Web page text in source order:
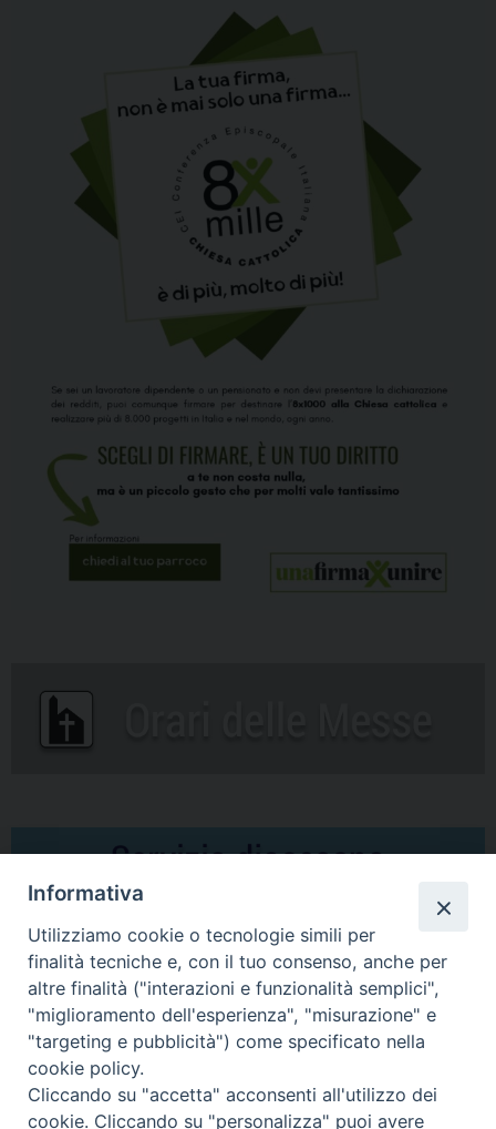
Comunicati Stampa
Il cordoglio dei Vescovi di Puglia per la morte di S.E.R. Mons. Agostino
Superbo
Nasce la Consulta Diocesana delle Aggregazioni Laicali di Castellaneta
Informativa
Utilizziamo cookie o tecnologie simili per
finalità tecniche e, con il tuo consenso, anche per
altre finalità ("interazioni e funzionalità semplici",
"miglioramento dell'esperienza", "misurazione" e
"targeting e pubblicità") come specificato nella
cookie policy.
Cliccando su "accetta" acconsenti all'utilizzo dei
cookie. Cliccando su "personalizza" puoi avere